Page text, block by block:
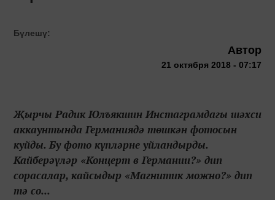
Бүлешү:
Автор
21 октября 2018 - 07:17
Җырчы Радик Юлъякшин Инстаграмдагы шәхси
аккаунтында Германиядә төшкән фотосын
куйды. Бу фото күпләрне уйландырды.
Кайберәүләр «Концерт в Германии?» дип
сорасалар, кайсыдыр «Магнитик можно?» дип
тә со...